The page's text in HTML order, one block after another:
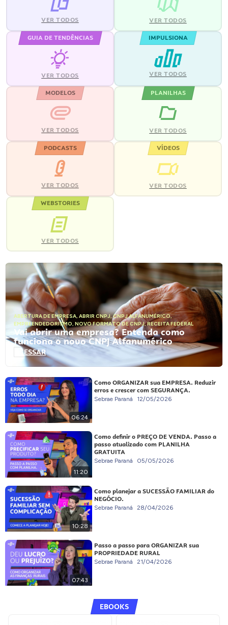
VER TODOS VER TODOS
GUIA DE TENDÊNCIAS
VER TODOS
IMPULSIONA
VER TODOS
MODELOS
VER TODOS
PLANILHAS
VER TODOS
PODCASTS
VER TODOS
VÍDEOS
VER TODOS
WEBSTORIES
VER TODOS
ABERTURA DE EMPRESA, ABRIR CNPJ,CNPJ ALFANUMÉRICO,
EMPREENDEDORISMO, NOVO FORMATO DE CNPJ,RECEITA FEDERAL
Vai abrir uma empresa? Entenda como
funciona o novo CNPJ Alfanumérico
ACESSAR
06:24
Como ORGANIZAR sua EMPRESA. Reduzir
erros e crescer com SEGURANÇA.
Sebrae Paraná 12/05/2026
11:20
Como definir o PREÇO DE VENDA. Passo a
passo atualizado com PLANILHA
GRATUITA
Sebrae Paraná 05/05/2026
10:28
Como planejar a SUCESSÃO FAMILIAR do
NEGÓCIO.
Sebrae Paraná 28/04/2026
07:43
Passo a passo para ORGANIZAR sua
PROPRIEDADE RURAL
Sebrae Paraná 21/04/2026
EBOOKS